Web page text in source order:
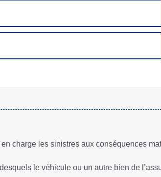
en charge les sinistres aux conséquences
le véhicule ou un autre bien de